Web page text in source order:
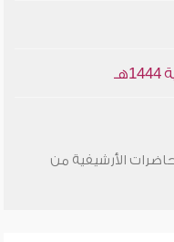
الأرشيفية من